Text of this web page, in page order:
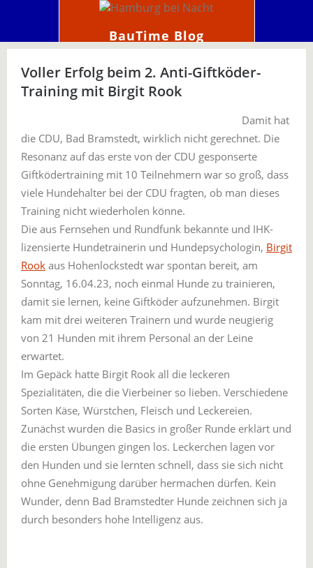
BauTime Blog
Voller Erfolg beim 2. Anti-Giftköder-
Training mit Birgit Rook
Damit hat
die CDU, Bad Bramstedt, wirklich nicht gerechnet. Die
Resonanz auf das erste von der CDU gesponserte
Giftködertraining mit 10 Teilnehmern war so groß, dass
viele Hundehalter bei der CDU fragten, ob man dieses
Training nicht wiederholen könne.
Die aus Fernsehen und Rundfunk bekannte und IHK-
lizensierte Hundetrainerin und Hundepsychologin, Birgit
Rook aus Hohenlockstedt war spontan bereit, am
Sonntag, 16.04.23, noch einmal Hunde zu trainieren,
damit sie lernen, keine Giftköder aufzunehmen. Birgit
kam mit drei weiteren Trainern und wurde neugierig
von 21 Hunden mit ihrem Personal an der Leine
erwartet.
Im Gepäck hatte Birgit Rook all die leckeren
Spezialitäten, die die Vierbeiner so lieben. Verschiedene
Sorten Käse, Würstchen, Fleisch und Leckereien.
Zunächst wurden die Basics in großer Runde erklärt und
die ersten Übungen gingen los. Leckerchen lagen vor
den Hunden und sie lernten schnell, dass sie sich nicht
ohne Genehmigung darüber hermachen dürfen. Kein
Wunder, denn Bad Bramstedter Hunde zeichnen sich ja
durch besonders hohe Intelligenz aus.